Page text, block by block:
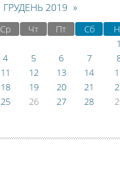
ГРУДЕНЬ 2019 »
Ср Чт Пт Сб
1
4 5 6 7
11 12 13 14
18 19 20 21
25 26 27 28